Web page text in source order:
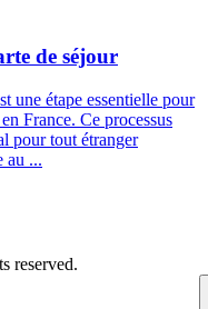
de séjour
une étape essentielle pour
France. Ce processus
pour tout étranger
au ...
reserved.